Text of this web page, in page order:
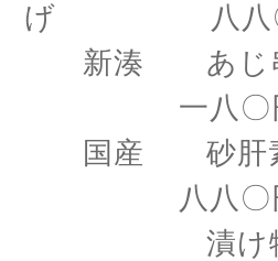
げ 八八〇
新湊 あ
一八〇
国産 砂
八八〇
漬け